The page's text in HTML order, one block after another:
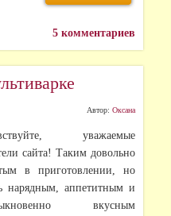
5 комментариев
Автор: Оксана
уважаемые
сайта! Таким довольно
в приготовлении, но
нарядным, аппетитным и
вкусным